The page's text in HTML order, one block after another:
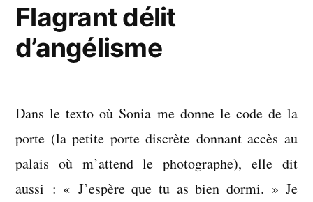
Flagrant délit
d’angélisme
Dans le texto où Sonia me donne le code de la
porte (la petite porte discrète donnant accès au
palais où m’attend le photographe), elle dit
aussi : « J’espère que tu as bien dormi. » Je